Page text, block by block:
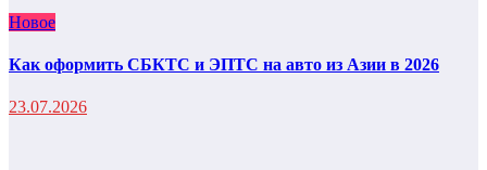
Новое
Как оформить СБКТС и ЭПТС на авто из Азии в 2026
23.07.2026